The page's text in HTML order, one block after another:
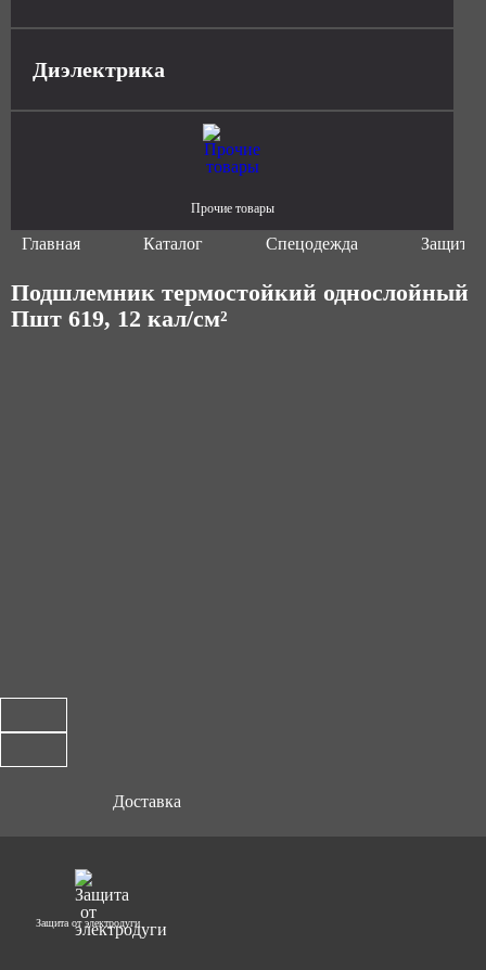
Диэлектрика
Прочие товары
Главная Каталог Спецодежда
Подшлемник термостойкий однослойный
Пшт 619, 12 кал/см²
Доставка
Защита от электродуги